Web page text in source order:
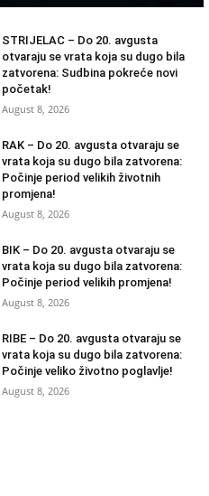
STRIJELAC – Do 20. avgusta
otvaraju se vrata koja su dugo bila
zatvorena: Sudbina pokreće novi
početak!
August 8, 2026
RAK – Do 20. avgusta otvaraju se
vrata koja su dugo bila zatvorena:
Počinje period velikih životnih
promjena!
August 8, 2026
BIK – Do 20. avgusta otvaraju se
vrata koja su dugo bila zatvorena:
Počinje period velikih promjena!
August 8, 2026
RIBE – Do 20. avgusta otvaraju se
vrata koja su dugo bila zatvorena:
Počinje veliko životno poglavlje!
August 8, 2026